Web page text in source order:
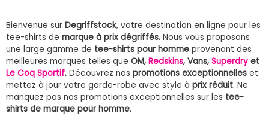
Bienvenue sur Degriffstock, votre destination en ligne pour les
tee-shirts de marque à prix dégriffés. Nous vous proposons
une large gamme de tee-shirts pour homme provenant des
meilleures marques telles que OM, Redskins, Vans, Superdry et
Le Coq Sportif. Découvrez nos promotions exceptionnelles et
mettez à jour votre garde-robe avec style à prix réduit. Ne
manquez pas nos promotions exceptionnelles sur les tee-
shirts de marque pour homme.